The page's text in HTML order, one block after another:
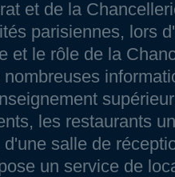
et de la
parisiennes, lors
et le rôle de la
les restaurants
salle de
un service de